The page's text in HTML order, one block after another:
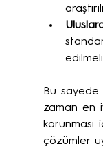
Bu
zaman en
çözümler